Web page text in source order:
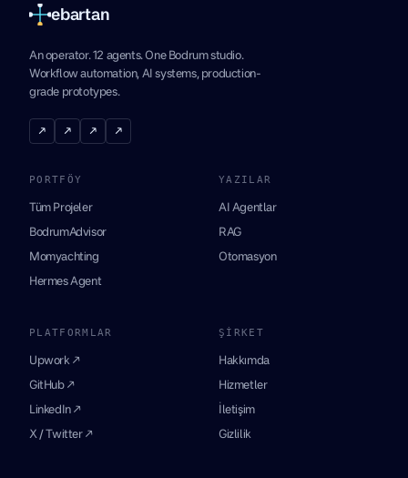
ebartan
An operator. 12 agents. One Bodrum studio.
Workflow automation, AI systems, production-
grade prototypes.
↗ ↗ ↗ ↗
PORTFÖY
Tüm Projeler
BodrumAdvisor
Momyachting
Hermes Agent
YAZILAR
AI Agentlar
RAG
Otomasyon
PLATFORMLAR
Upwork ↗
GitHub ↗
LinkedIn ↗
X / Twitter ↗
ŞIRKET
Hakkımda
Hizmetler
İletişim
Gizlilik